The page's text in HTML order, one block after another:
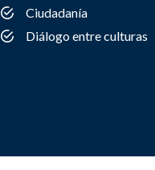
Ciudadanía
Diálogo entre culturas